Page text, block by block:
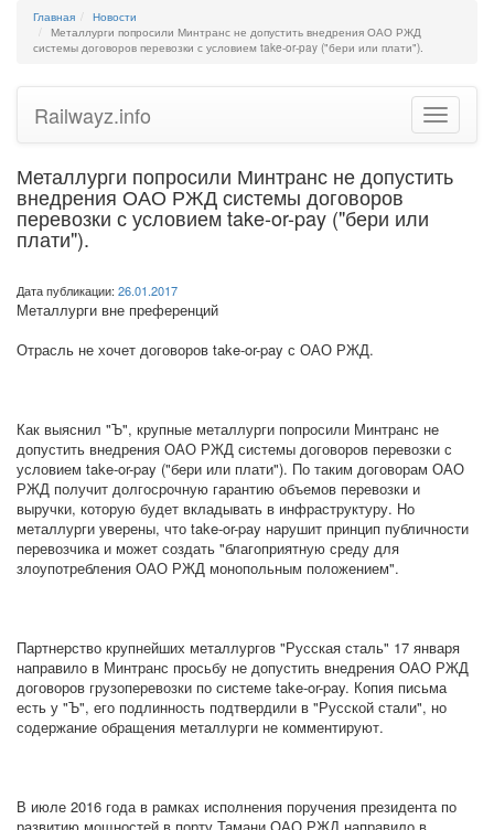
Главная
Новости
Металлурги попросили Минтранс не допустить внедрения ОАО РЖД
системы договоров перевозки с условием take-or-pay ("бери или плати").
Toggle
Railwayz.info
Металлурги попросили Минтранс не допустить
внедрения ОАО РЖД системы договоров
перевозки с условием take-or-pay ("бери или
плати").
Дата публикации: 26.01.2017
Металлурги вне преференций
Отрасль не хочет договоров take-or-pay с ОАО РЖД.
Как выяснил "Ъ", крупные металлурги попросили Минтранс не
допустить внедрения ОАО РЖД системы договоров перевозки с
условием take-or-pay ("бери или плати"). По таким договорам ОАО
РЖД получит долгосрочную гарантию объемов перевозки и
выручки, которую будет вкладывать в инфраструктуру. Но
металлурги уверены, что take-or-pay нарушит принцип публичности
перевозчика и может создать "благоприятную среду для
злоупотребления ОАО РЖД монопольным положением".
Партнерство крупнейших металлургов "Русская сталь" 17 января
направило в Минтранс просьбу не допустить внедрения ОАО РЖД
договоров грузоперевозки по системе take-or-pay. Копия письма
есть у "Ъ", его подлинность подтвердили в "Русской стали", но
содержание обращения металлурги не комментируют.
В июле 2016 года в рамках исполнения поручения президента по